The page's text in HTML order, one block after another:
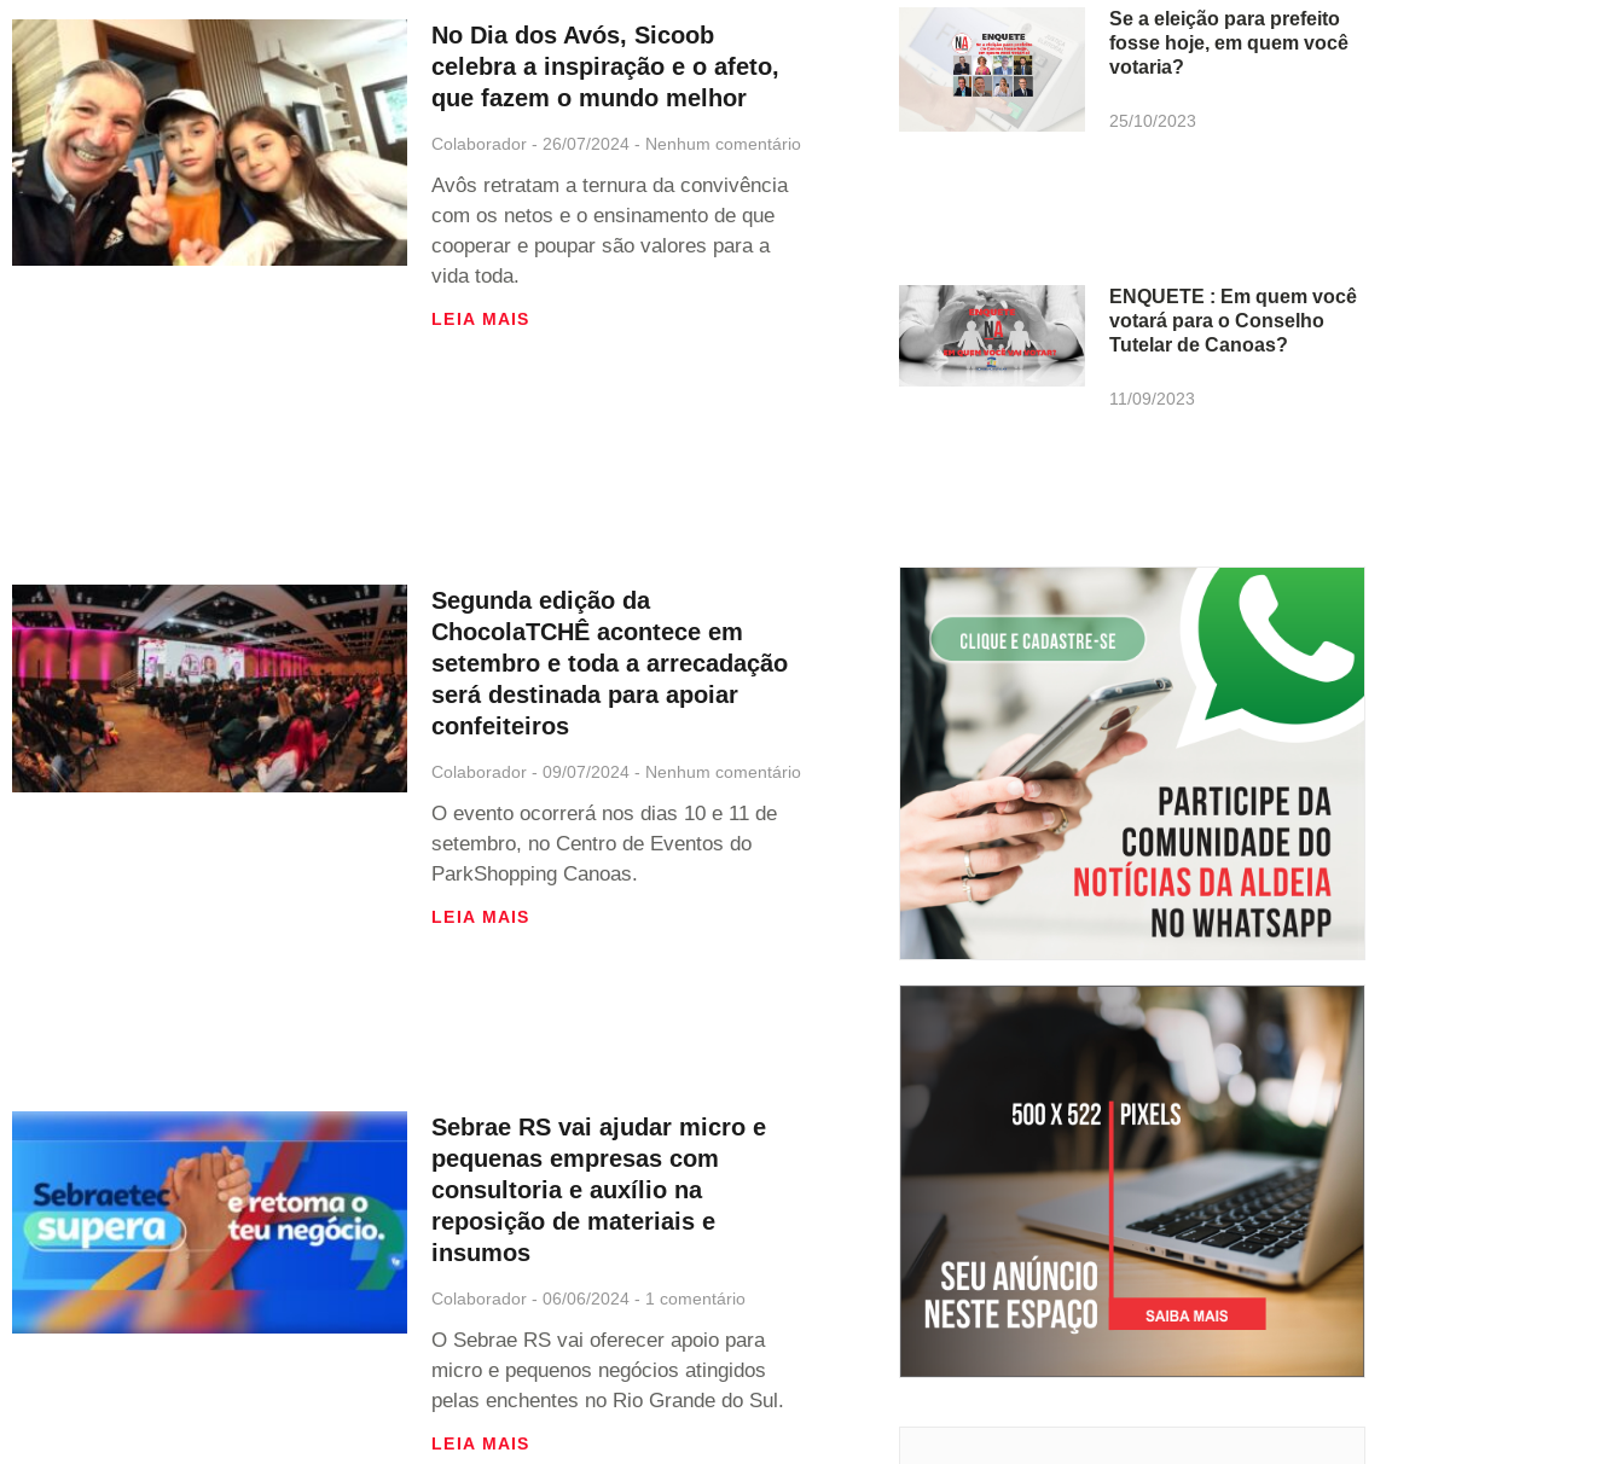
No Dia dos Avós, Sicoob
celebra a inspiração e o afeto,
que fazem o mundo melhor
Colaborador 26/07/2024 Nenhum comentário
Avôs retratam a ternura da convivência
com os netos e o ensinamento de que
cooperar e poupar são valores para a
vida toda.
LEIA MAIS
Segunda edição da
ChocolaTCHÊ acontece em
setembro e toda a arrecadação
será destinada para apoiar
confeiteiros
Colaborador 09/07/2024 Nenhum comentário
O evento ocorrerá nos dias 10 e 11 de
setembro, no Centro de Eventos do
ParkShopping Canoas.
LEIA MAIS
Sebrae RS vai ajudar micro e
pequenas empresas com
consultoria e auxílio na
reposição de materiais e
insumos
Colaborador 06/06/2024 1 comentário
O Sebrae RS vai oferecer apoio para
micro e pequenos negócios atingidos
pelas enchentes no Rio Grande do Sul.
LEIA MAIS
Se a eleição para prefeito
fosse hoje, em quem você
votaria?
25/10/2023
ENQUETE : Em quem você
votará para o Conselho
Tutelar de Canoas?
11/09/2023